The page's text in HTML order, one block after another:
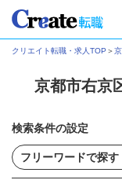
クリエイト転職・求人TOP ＞
京都市右京
検索条件の設定